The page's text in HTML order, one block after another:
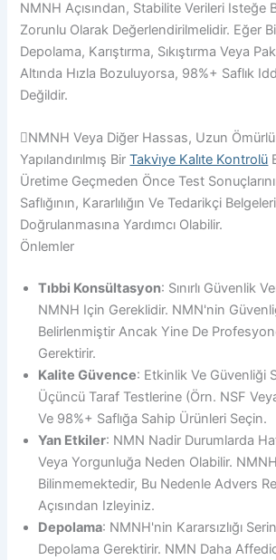
NMNH Açısından, Stabilite Verileri Isteğe
Zorunlu Olarak Değerlendirilmelidir. Eğer
Depolama, Karıştırma, Sıkıştırma Veya
Altında Hızla Bozuluyorsa, 98%+ Saflık
Değildir.
NMNH Veya Diğer Hassas, Uzun
Yapılandırılmış BirTakvi̇ye Kali̇te Kontrolü
Üretime Geçmeden Önce Test
Saflığının, Kararlılığın Ve Tedarikçi
Doğrulanmasına Yardımcı Olabilir.
Önlemler
Tıbbi Konsültasyon: Sınırlı Güvenlik
NMNH Için Gereklidir. NMN'nin
Belirlenmiştir Ancak Yine De
Gerektirir.
Kalite Güvence: Etkinlik Ve Güvenliği
Üçüncü Taraf Testlerine (örn. NSF
Ve 98%+ Saflığa Sahip Ürünleri Seçin.
Yan Etkiler: NMN Nadir Durumlarda
Veya Yorgunluğa Neden Olabilir.
Bilinmemektedir, Bu Nedenle Advers
Açısından Izleyiniz.
Depolama: NMNH'nin Kararsızlığı
Depolama Gerektirir. NMN Daha